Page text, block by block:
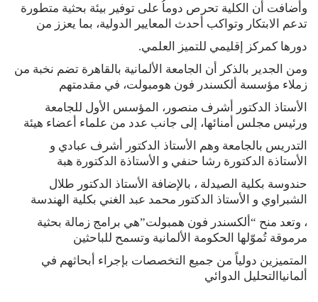
وأضافت أن الكلية تحرص دوماُ على توفير بيئة بحثية متطورة
تدعم الابتكار وتواكب أحدث المعايير الدولية، بما يعزز من
دورها كمركز إقليمي للتميز العلمي.
ومن الجدير بالذكر أن الجامعة الألمانية بالقاهرة تضم نخبة من
زملاء مؤسسة ألكسندر فون هومبولت، في مقدمتهم
الأستاذ الدكتور أشرف منصور، المؤسس الأول للجامعة
ورئيس مجلس أمنائها، إلى جانب عدد من علماء أعضاء هيئة
التدريس بالجامعة وهم الأستاذ الدكتور أشرف عبادي و
الأستاذة الدكتورة رشا حنفي و الأستاذة الدكتورة هبة
حندوسة بكلية الصيدلة ، بالإضافة الأستاذ الدكتور طلال
الشبراوي و الأستاذ الدكتور محمد عبد الغني بكلية الهندسة
، وتعد منح “ألكسندر فون همبولت”هي برامج زمالة بحثية
مرموقة تُموّلها الحكومة الألمانية وتسمح للباحثين
المتميزين دولياً من جميع التخصصات بإجراء أبحاثهم في
ألمانياالتحليل الدوائي